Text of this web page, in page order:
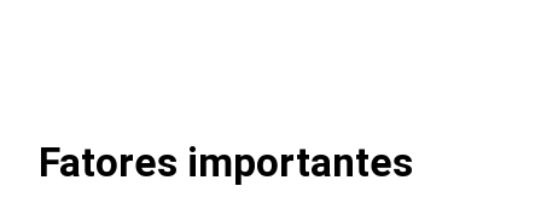
Fatores importantes